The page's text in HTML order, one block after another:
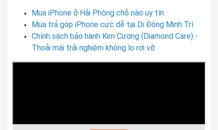
Mua iPhone ở Hải Phòng chỗ nào uy tín
Mua trả góp iPhone cực dễ tại Di Động Minh Trí
Chính sách bảo hành Kim Cương (Diamond Care) -
Thoải mái trải nghiệm không lo rơi vỡ